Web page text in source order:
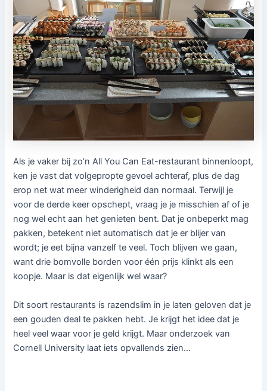
Als je vaker bij zo’n All You Can Eat-restaurant binnenloopt,
ken je vast dat volgepropte gevoel achteraf, plus de dag
erop net wat meer winderigheid dan normaal. Terwijl je
voor de derde keer opschept, vraag je je misschien af of je
nog wel echt aan het genieten bent. Dat je onbeperkt mag
pakken, betekent niet automatisch dat je er blijer van
wordt; je eet bijna vanzelf te veel. Toch blijven we gaan,
want drie bomvolle borden voor één prijs klinkt als een
koopje. Maar is dat eigenlijk wel waar?
Dit soort restaurants is razendslim in je laten geloven dat je
een gouden deal te pakken hebt. Je krijgt het idee dat je
heel veel waar voor je geld krijgt. Maar onderzoek van
Cornell University laat iets opvallends zien…